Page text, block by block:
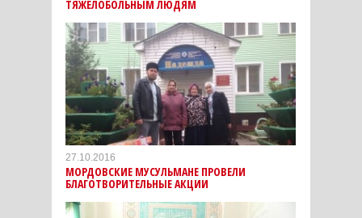
ТЯЖЕЛОБОЛЬНЫМ ЛЮДЯМ
27.10.2016
МОРДОВСКИЕ МУСУЛЬМАНЕ ПРОВЕЛИ
БЛАГОТВОРИТЕЛЬНЫЕ АКЦИИ